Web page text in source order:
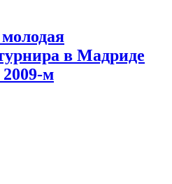
в Мадриде
м